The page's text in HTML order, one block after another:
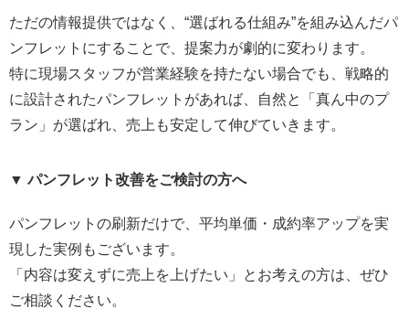
ただの情報提供ではなく、“選ばれる仕組み”を組み込んだパ
ンフレットにすることで、提案力が劇的に変わります。
特に現場スタッフが営業経験を持たない場合でも、戦略的
に設計されたパンフレットがあれば、自然と「真ん中のプ
ラン」が選ばれ、売上も安定して伸びていきます。
▼ パンフレット改善をご検討の方へ
パンフレットの刷新だけで、平均単価・成約率アップを実
現した実例もございます。
「内容は変えずに売上を上げたい」とお考えの方は、ぜひ
ご相談ください。